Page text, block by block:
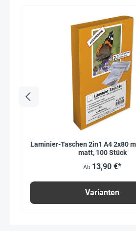
Laminier-Taschen 2in1 A4 2x80
matt, 100 Stück
Ab 13,90 €*
Varianten